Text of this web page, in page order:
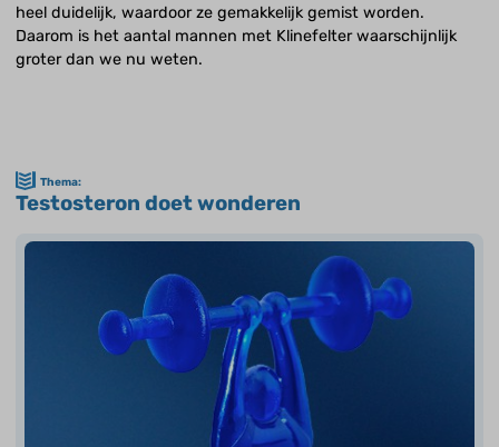
heel duidelijk, waardoor ze gemakkelijk gemist worden.
Daarom is het aantal mannen met Klinefelter waarschijnlijk
groter dan we nu weten.
Thema:
Testosteron doet wonderen